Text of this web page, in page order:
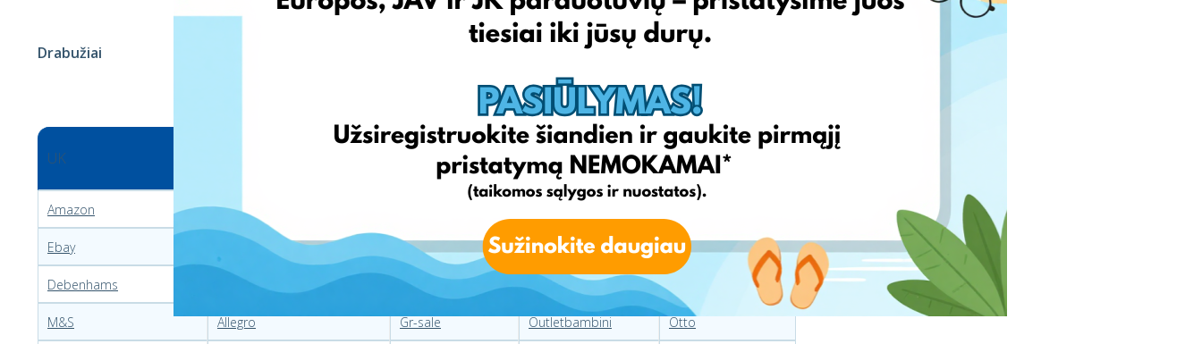
Drabužiai
UK GERMANY ITALY LITHUANIA
Amazon Hurtowniasportowa
Ebay Decathlon Zalando Okaidi Modidu
Debenhams Smyk Kinder mode Brums
M&S Allegro Gr-sale Outletbambini Otto